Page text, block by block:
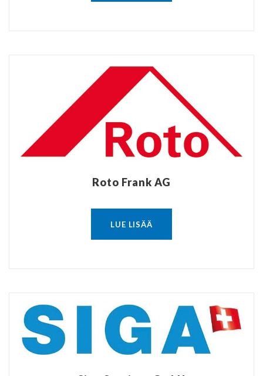
Roto Frank AG
LUE LISÄÄ